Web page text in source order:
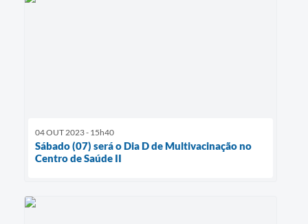
04 OUT 2023 - 15h40
Sábado (07) será o Dia D de Multivacinação no
Centro de Saúde II